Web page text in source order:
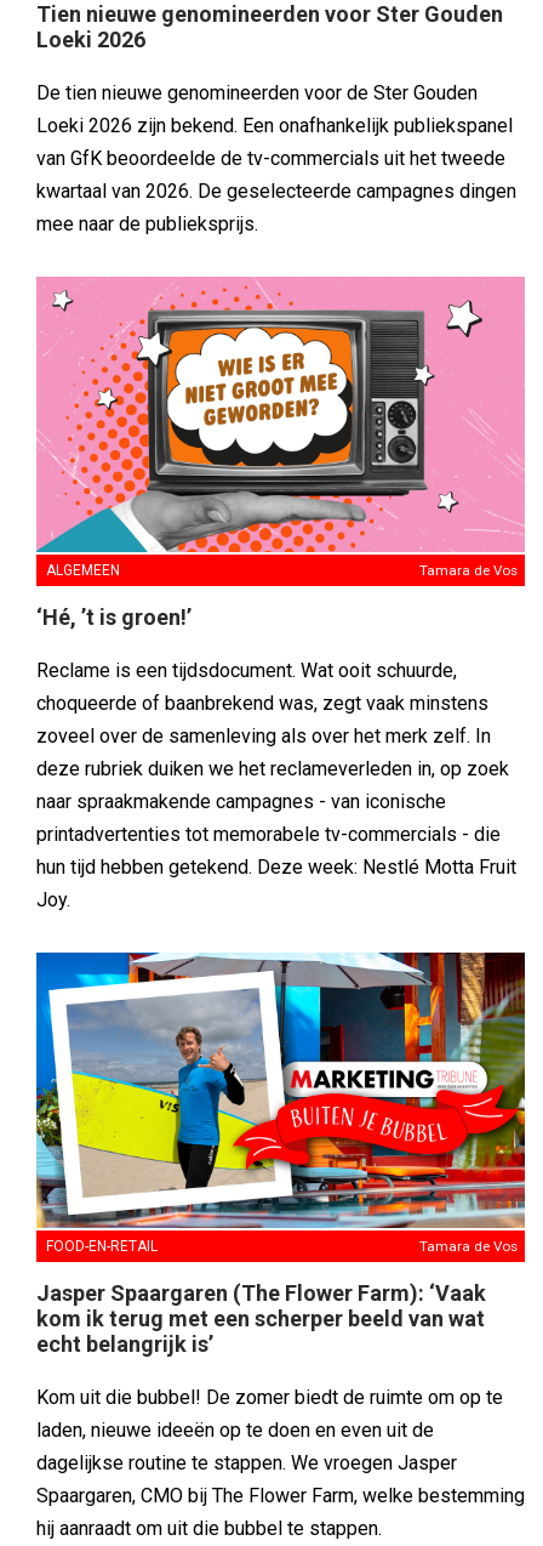
Tien nieuwe genomineerden voor Ster Gouden
Loeki 2026
De tien nieuwe genomineerden voor de Ster Gouden
Loeki 2026 zijn bekend. Een onafhankelijk publiekspanel
van GfK beoordeelde de tv-commercials uit het tweede
kwartaal van 2026. De geselecteerde campagnes dingen
mee naar de publieksprijs.
ALGEMEEN Tamara de Vos
‘Hé, ’t is groen!’
Reclame is een tijdsdocument. Wat ooit schuurde,
choqueerde of baanbrekend was, zegt vaak minstens
zoveel over de samenleving als over het merk zelf. In
deze rubriek duiken we het reclameverleden in, op zoek
naar spraakmakende campagnes - van iconische
printadvertenties tot memorabele tv-commercials - die
hun tijd hebben getekend. Deze week: Nestlé Motta Fruit
Joy.
FOOD-EN-RETAIL Tamara de Vos
Jasper Spaargaren (The Flower Farm): ‘Vaak
kom ik terug met een scherper beeld van wat
echt belangrijk is’
Kom uit die bubbel! De zomer biedt de ruimte om op te
laden, nieuwe ideeën op te doen en even uit de
dagelijkse routine te stappen. We vroegen Jasper
Spaargaren, CMO bij The Flower Farm, welke bestemming
hij aanraadt om uit die bubbel te stappen.